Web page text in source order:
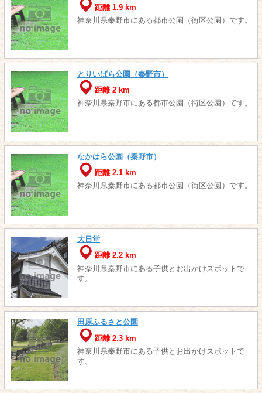
距離 1.9 km
神奈川県秦野市にある都市公園（街区公園）です。
とりいばら公園（秦野市）
距離 2 km
神奈川県秦野市にある都市公園（街区公園）です。
なかはら公園（秦野市）
距離 2.1 km
神奈川県秦野市にある都市公園（街区公園）です。
大日堂
距離 2.2 km
神奈川県秦野市にある子供とお出かけスポットで
す。
田原ふるさと公園
距離 2.3 km
神奈川県秦野市にある子供とお出かけスポットで
す。